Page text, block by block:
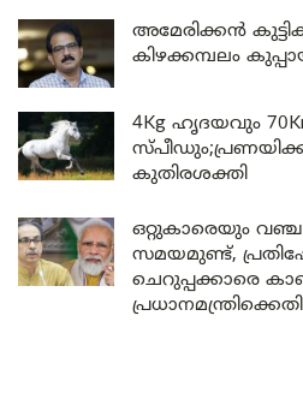
അമേരിക്കൻ
കിഴക്കമ്പലം
4Kg ഹൃദയവും
കുതിരശക്തി
ഒറ്റുകാരെയും
സമയമുണ്ട്,
ചെറുപ്പക്കാരെ